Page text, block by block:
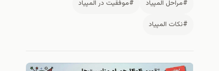
#مراحل المپیاد
#موفقیت در المپیاد
#نکات المپیاد